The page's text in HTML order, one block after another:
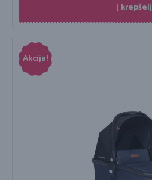
Į krepšelį
Akcija!